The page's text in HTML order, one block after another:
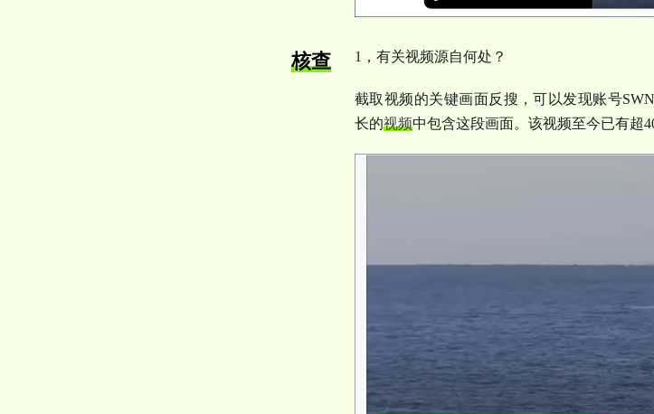
核查 1 ，有关视频源自何处？
截取视频的关键画面反搜，可以发现账号
长的视频中包含这段画面。该视频至今已有超